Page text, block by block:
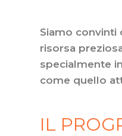
Siamo convinti
risorsa
specialmente
come quello
IL